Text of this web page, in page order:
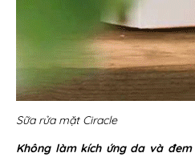
Sữa rửa mặt Ciracle
Không làm kích ứng da và